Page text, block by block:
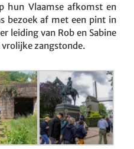
hun Vlaamse afkomst en
bezoek af met een pint in
leiding van Rob en Sabine
vrolijke zangstonde.